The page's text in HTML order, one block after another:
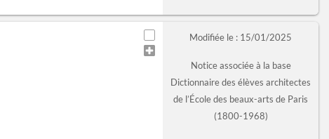
Modifiée le : 15/01/2025
Notice associée à la base
Dictionnaire des élèves architectes
de l’École des beaux-arts de Paris
(1800-1968)